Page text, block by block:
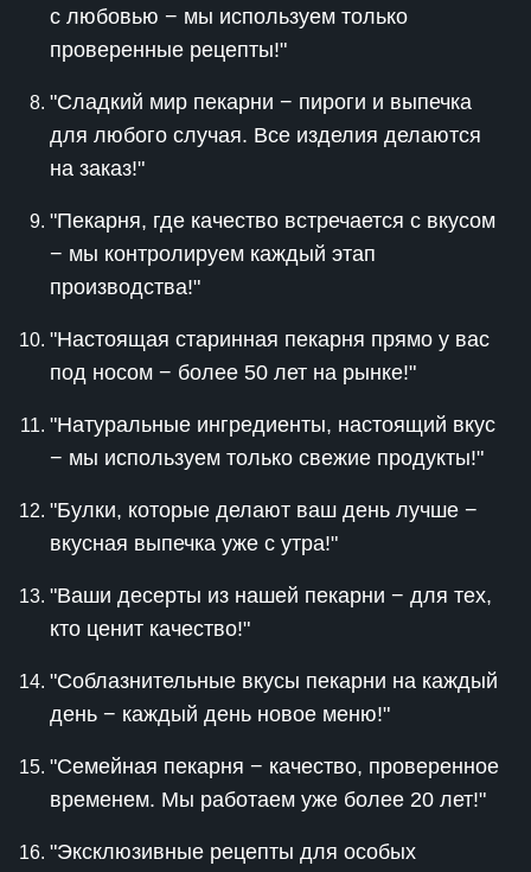
с любовью − мы используем только
проверенные рецепты!"
"Сладкий мир пекарни − пироги и выпечка
для любого случая. Все изделия делаются
на заказ!"
"Пекарня, где качество встречается с вкусом
− мы контролируем каждый этап
производства!"
"Настоящая старинная пекарня прямо у вас
под носом − более 50 лет на рынке!"
"Натуральные ингредиенты, настоящий вкус
− мы используем только свежие продукты!"
"Булки, которые делают ваш день лучше −
вкусная выпечка уже с утра!"
"Ваши десерты из нашей пекарни − для тех,
кто ценит качество!"
"Соблазнительные вкусы пекарни на каждый
день − каждый день новое меню!"
"Семейная пекарня − качество, проверенное
временем. Мы работаем уже более 20 лет!"
"Эксклюзивные рецепты для особых